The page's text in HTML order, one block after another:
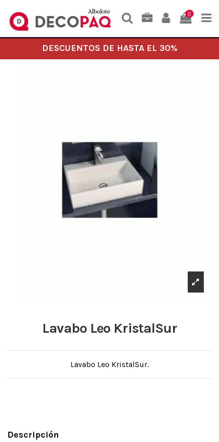
0
DESCUENTOS DE HASTA EL 30%
Lavabo Leo KristalSur
Lavabo Leo KristalSur.
Descripción